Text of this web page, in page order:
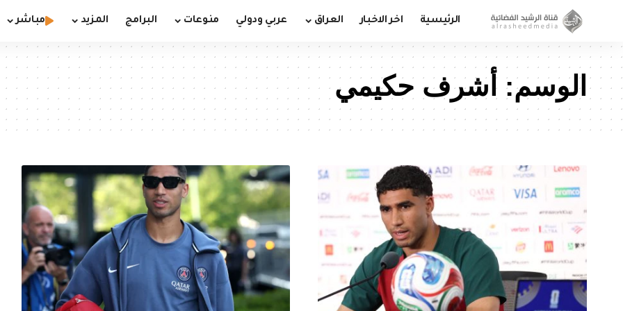
الرئيسية اخر الاخبار العراق عربي ودولي منوعات البرامج المزيد مباشر
الوسم: أشرف حكيمي